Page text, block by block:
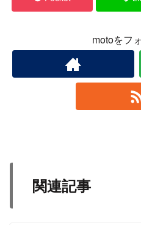
motoをフ
関連記事